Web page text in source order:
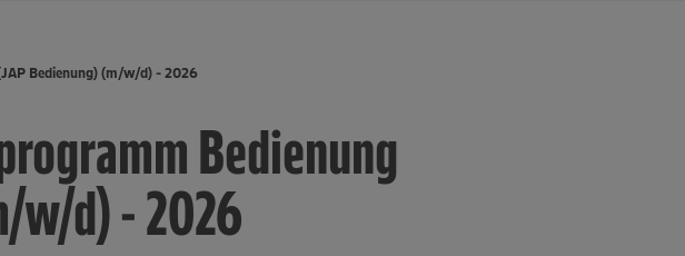
Direkteinstieg
Noch Fragen?
Selbstständig mit EDEKA
Überblick
EDEKA Fruchtkontor
EDEKA Foodservice
EDEKA-
Bedienung) (m/w/d) - 2026
Bedienung
w/d) - 2026